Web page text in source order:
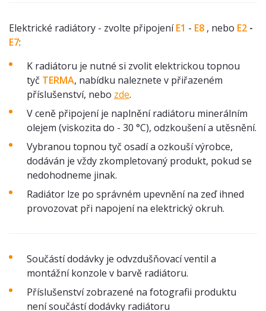
Elektrické radiátory - zvolte připojeníE1 - E8 , nebo E2 -
E7:
K radiátoru je nutné si zvolit elektrickou topnou
tyč TERMA, nabídku naleznete v přiřazeném
příslušenství, nebo zde.
V ceně připojení je naplnění radiátoru minerálním
olejem (viskozita do - 30 °C), odzkoušení a utěsnění.
Vybranou topnou tyč osadí a ozkouší výrobce,
dodáván je vždy zkompletovaný produkt, pokud se
nedohodneme jinak.
Radiátor lze po správném upevnění na zeď ihned
provozovat při napojení na elektrický okruh.
Součástí dodávky je odvzdušňovací ventil a
montážní konzole v barvě radiátoru.
Příslušenství zobrazené na fotografii produktu
není součástí dodávky radiátoru